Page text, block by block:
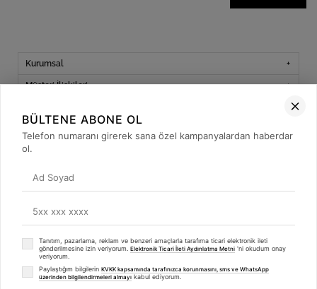
Kurumsal
Müşteri İlişkileri
Sosyal Medya
© 2019betulbabacan.com- Tüm Hakları Saklıdır.
BÜLTENE ABONE OL
Telefon numaranı girerek sana özel kampanyalardan haberdar
ol.
Tanıtım, pazarlama, reklam ve benzeri amaçlarla tarafıma ticari elektronik ileti
gönderilmesine izin veriyorum. Elektronik Ticari İleti Aydınlatma Metni 'ni okudum onay
veriyorum.
Paylaştığım bilgilerin KVKK kapsamında tarafınızca korunmasını, sms ve WhatsApp
üzerinden bilgilendirmeleri almayı kabul ediyorum.